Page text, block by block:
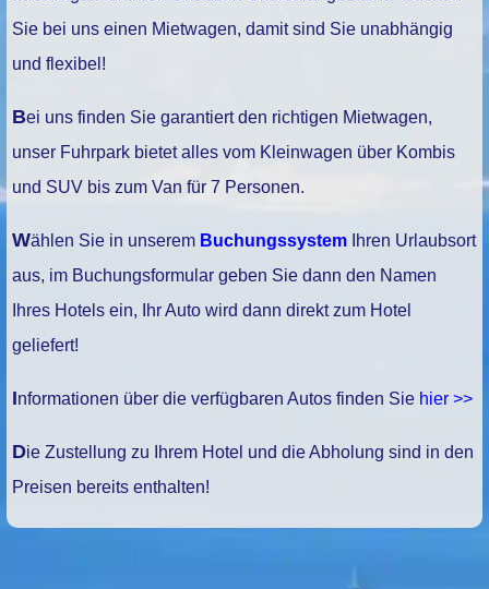
Sie bei uns einen Mietwagen, damit sind Sie unabhängig
und flexibel!
Bei uns finden Sie garantiert den richtigen Mietwagen,
unser Fuhrpark bietet alles vom Kleinwagen über Kombis
und SUV bis zum Van für 7 Personen.
Wählen Sie in unserem Buchungssystem Ihren Urlaubsort
aus, im Buchungsformular geben Sie dann den Namen
Ihres Hotels ein, Ihr Auto wird dann direkt zum Hotel
geliefert!
Informationen über die verfügbaren Autos finden Sie hier >>
Die Zustellung zu Ihrem Hotel und die Abholung sind in den
Preisen bereits enthalten!